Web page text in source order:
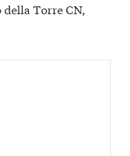
Torre CN,